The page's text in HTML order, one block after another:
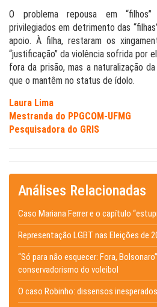
O problema repousa em “filhos”
privilegiados em detrimento das
apoio. À filha, restaram os
“justificação” da violência sofrida por
fora da prisão, mas a naturalização
que o mantêm no status de ídolo.
Laura Lima
Mestranda do PPGCOM-UFMG
Pesquisadora do GRIS
Análises Relacionadas
Caso Mariana Ferrer e o capítulo
Representação LGBT nas Eleições de
“Só para não esquecer: Fora,
conservadorismo do voleibol
O caso Robinho: dissensos inesperados